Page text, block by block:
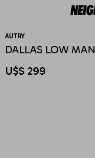
AUTRY
DALLAS LOW MAN
U$S 299